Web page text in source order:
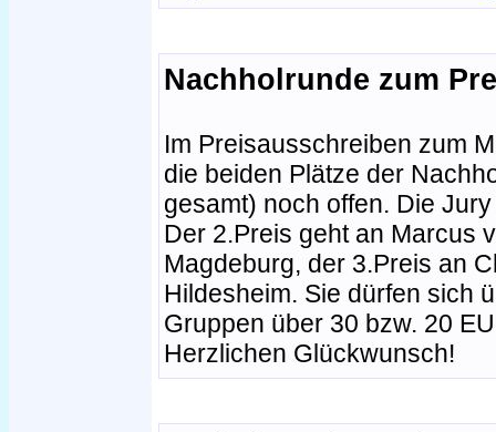
Nachholrunde zum
Im Preisausschreiben zum
die beiden Plätze der
gesamt) noch offen. Die
Der 2.Preis geht an Marcus
Magdeburg, der 3.Preis an
Hildesheim. Sie dürfen sich
Gruppen über 30 bzw. 20
Herzlichen Glückwunsch!